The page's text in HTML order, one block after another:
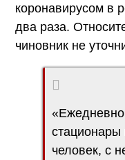
коронавирусом в
два раза.
чиновник не
стационары
человек, с